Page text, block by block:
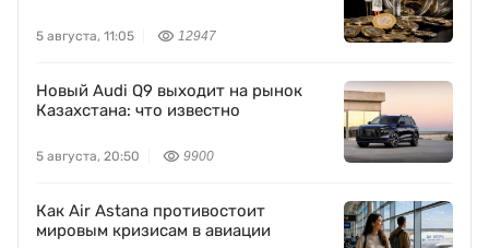
5 августа, 11:05 12947
Новый Audi Q9 выходит на рынок
Казахстана: что известно
5 августа, 20:50 9900
Как Air Astana противостоит
мировым кризисам в авиации